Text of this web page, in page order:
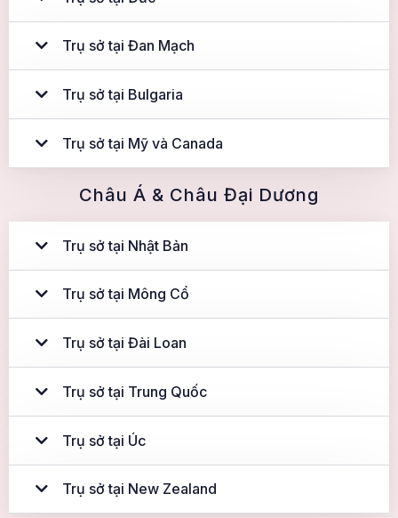
Châu Á & Châu Đại Dương
Trụ sở tại Nhật Bản
Trụ sở tại Mông Cổ
Trụ sở tại Đài Loan
Trụ sở tại Trung Quốc
Trụ sở tại Úc
Trụ sở tại New Zealand
Trụ sở tại Đan Mạch
Trụ sở tại Bulgaria
Trụ sở tại Mỹ và Canada